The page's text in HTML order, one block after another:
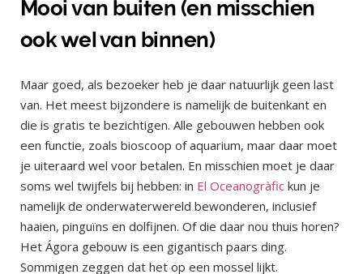
Mooi van buiten (en misschien
ook wel van binnen)
Maar goed, als bezoeker heb je daar natuurlijk geen last
van. Het meest bijzondere is namelijk de buitenkant en
die is gratis te bezichtigen. Alle gebouwen hebben ook
een functie, zoals bioscoop of aquarium, maar daar moet
je uiteraard wel voor betalen. En misschien moet je daar
soms wel twijfels bij hebben: in El Oceanogràfic kun je
namelijk de onderwaterwereld bewonderen, inclusief
haaien, pinguïns en dolfijnen. Of die daar nou thuis horen?
Het Ágora gebouw is een gigantisch paars ding.
Sommigen zeggen dat het op een mossel lijkt.